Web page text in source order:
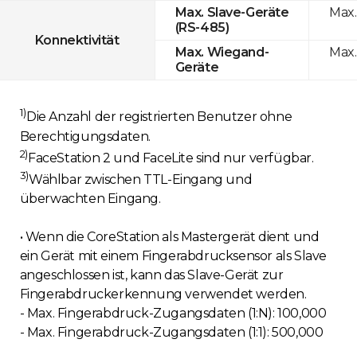
Konnektivität
Max. Slave-Geräte
(RS-485)
Max. Wiegand-
Geräte
1) Die Anzahl der registrierten Benutzer ohne
Berechtigungsdaten.
2)FaceStation 2 und FaceLite sind nur verfügbar.
3)Wählbar zwischen TTL-Eingang und
überwachten Eingang.
• Wenn die CoreStation als Mastergerät dient und
ein Gerät mit einem Fingerabdrucksensor als Slave
angeschlossen ist, kann das Slave-Gerät zur
Fingerabdruckerkennung verwendet werden.
- Max. Fingerabdruck-Zugangsdaten (1:N): 100,000
- Max. Fingerabdruck-Zugangsdaten (1:1): 500,000